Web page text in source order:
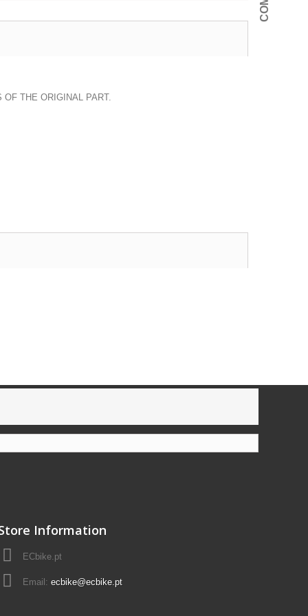
THE ORIGINAL PART.
Information
ECbike.pt
Email: ecbike@ecbike.pt